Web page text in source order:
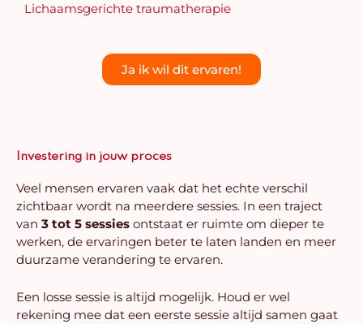
Lichaamsgerichte traumatherapie
Ja ik wil dit ervaren!
Investering in jouw proces
Veel mensen ervaren vaak dat het echte verschil
zichtbaar wordt na meerdere sessies. In een traject
van 3 tot 5 sessies ontstaat er ruimte om dieper te
werken, de ervaringen beter te laten landen en meer
duurzame verandering te ervaren.
Een losse sessie is altijd mogelijk. Houd er wel
rekening mee dat een eerste sessie altijd samen gaat